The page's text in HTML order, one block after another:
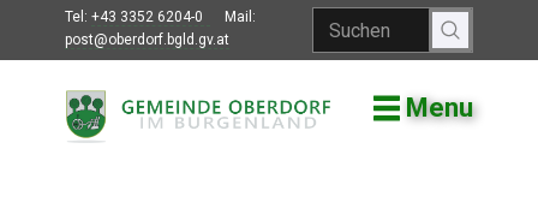
Tel: +43 3352 6204-0
Mail:
post@oberdorf.bgld.gv.at
Menu
Willkommen